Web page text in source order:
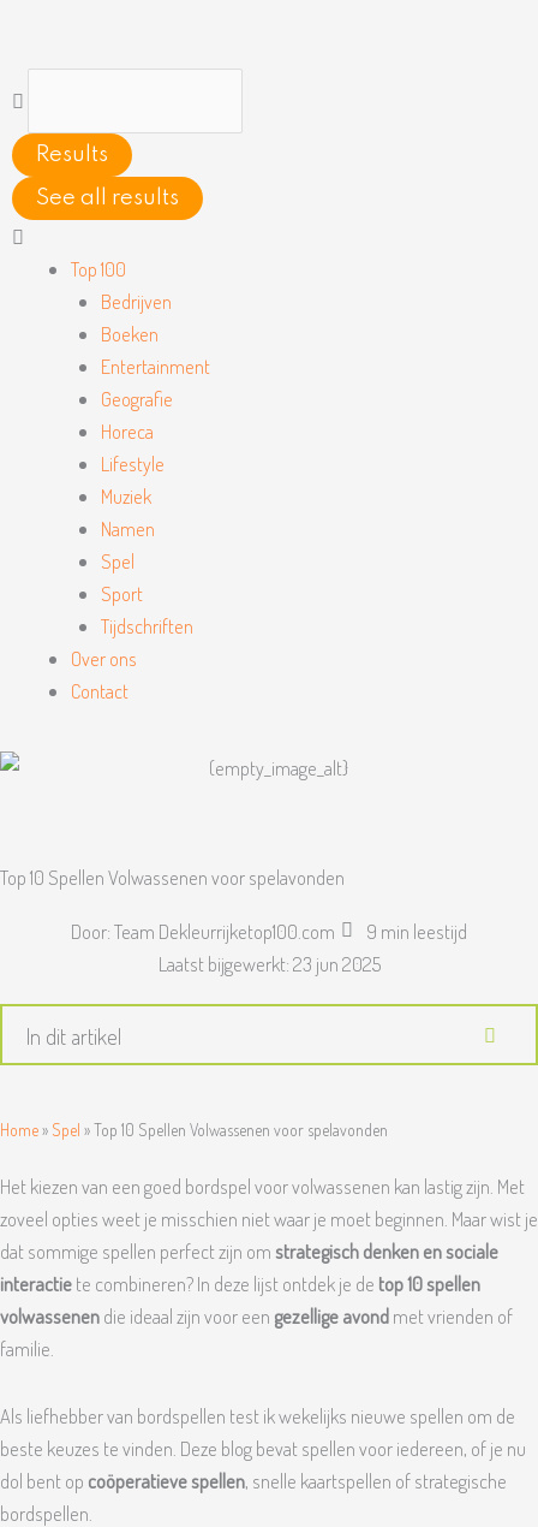
inhoud
Main
Menu
Top 100
Bedrijven
Boeken
Entertainment
Geografie
Horeca
Lifestyle
Muziek
Namen
Spel
Sport
Tijdschriften
Over ons
Contact
...
Results
See all results
Top 10 Spellen Volwassenen voor spelavonden
Door:Team Dekleurrijketop100.com
9 min leestijd
Laatst bijgewerkt:23 jun 2025
In dit artikel
Home» Spel »Top 10 Spellen Volwassenen voor spelavonden
Het kiezen van een goed bordspel voor volwassenen kan lastig zijn. Met
zoveel opties weet je misschien niet waar je moet beginnen. Maar wist je
dat sommige spellen perfect zijn omstrategisch denken en sociale
interactiete combineren? In deze lijst ontdek je de top 10 spellen
volwassenendie ideaal zijn voor een gezellige avondmet vrienden of
familie.
Als liefhebber van bordspellen test ik wekelijks nieuwe spellen om de
beste keuzes te vinden. Deze blog bevat spellen voor iedereen, of je nu
dol bent op coöperatieve spellen, snelle kaartspellen of strategische
bordspellen.